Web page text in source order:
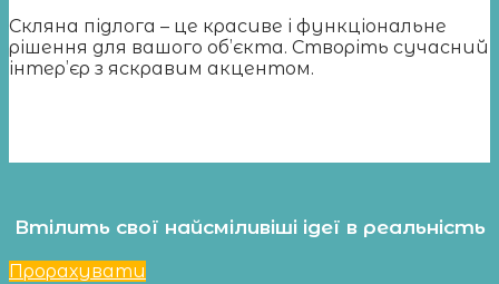
Скляна підлога – це красиве і функціональне
рішення для вашого об’єкта. Створіть сучасний
інтер’єр з яскравим акцентом.
Втілить свої найсміливіші ідеї в реальність
Прорахувати